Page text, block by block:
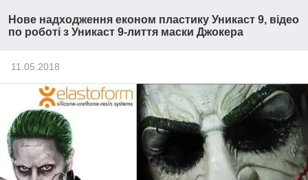
Нове надходження економ пластику Уникаст 9, відео
по роботі з Уникаст 9-лиття маски Джокера
11.05.2018